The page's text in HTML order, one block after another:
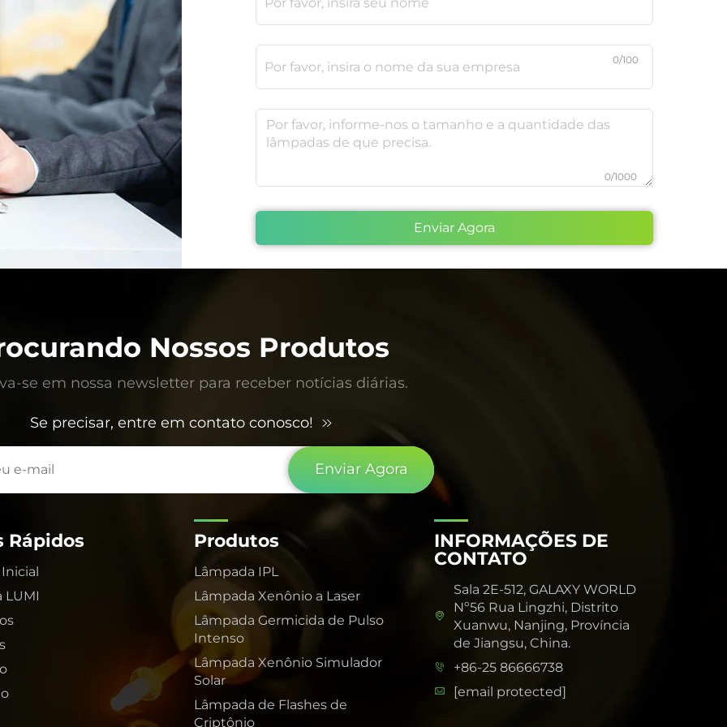
0/100
0/1000
Enviar Agora
Nossos Produtos
se em nossa newsletter para receber notícias diárias.
Se precisar, entre em contato conosco!
Enviar Agora
Rápidos
LUMI
Produtos
Lâmpada IPL
Lâmpada Xenônio a Laser
Lâmpada Germicida de Pulso
Intenso
Lâmpada Xenônio Simulador
Solar
Lâmpada de Flashes de
Criptônio
INFORMAÇÕES DE
CONTATO
Sala 2E-512, GALAXY WORLD
Nº56 Rua Lingzhi, Distrito
Xuanwu, Nanjing, Província
de Jiangsu, China.
+86-25 86666738
[email protected]